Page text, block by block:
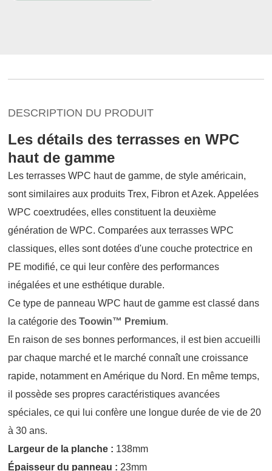
DESCRIPTION DU PRODUIT
Les détails des terrasses en WPC
haut de gamme
Les terrasses WPC haut de gamme, de style américain,
sont similaires aux produits Trex, Fibron et Azek. Appelées
WPC coextrudées, elles constituent la deuxième
génération de WPC. Comparées aux terrasses WPC
classiques, elles sont dotées d'une couche protectrice en
PE modifié, ce qui leur confère des performances
inégalées et une esthétique durable.
Ce type de panneau WPC haut de gamme est classé dans
la catégorie des Toowin™ Premium.
En raison de ses bonnes performances, il est bien accueilli
par chaque marché et le marché connaît une croissance
rapide, notamment en Amérique du Nord. En même temps,
il possède ses propres caractéristiques avancées
spéciales, ce qui lui confère une longue durée de vie de 20
à 30 ans.
Largeur de la planche : 138mm
Épaisseur du panneau : 23mm